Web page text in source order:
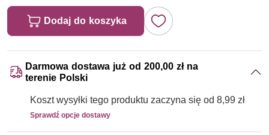
Dodaj do koszyka
Darmowa dostawa już od 200,00 zł na
terenie Polski
Koszt wysyłki tego produktu zaczyna się od 8,99 zł
Sprawdź opcje dostawy